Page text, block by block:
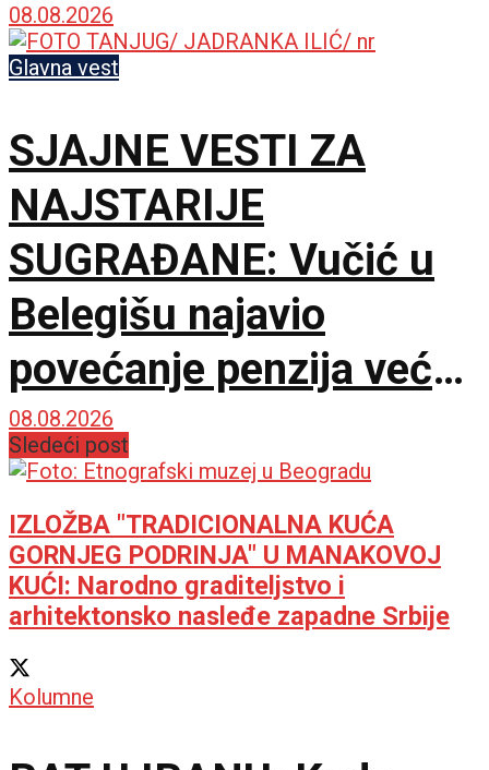
08.08.2026
Glavna vest
SJAJNE VESTI ZA
NAJSTARIJE
SUGRAĐANE: Vučić u
Belegišu najavio
povećanje penzija već
ove godine – Pratiće
rast plata
08.08.2026
Sledeći post
IZLOŽBA "TRADICIONALNA KUĆA
GORNJEG PODRINJA" U MANAKOVOJ
KUĆI: Narodno graditeljstvo i
arhitektonsko nasleđe zapadne Srbije
Kolumne